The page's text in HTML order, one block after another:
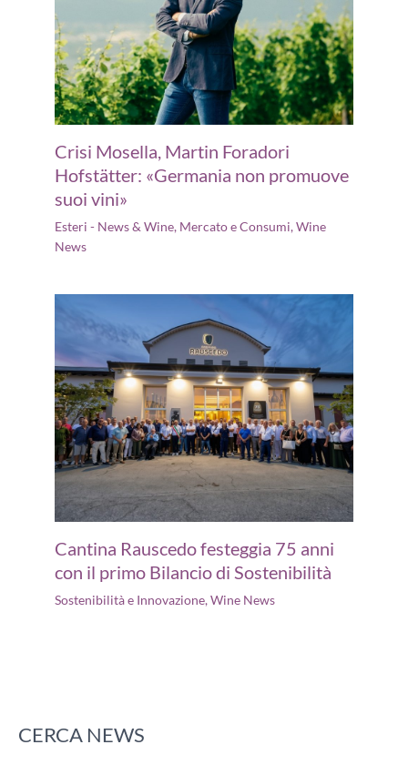
Crisi Mosella, Martin Foradori
Hofstätter: «Germania non promuove
suoi vini»
Esteri - News & Wine, Mercato e Consumi,Wine
News
Cantina Rauscedo festeggia 75 anni
con il primo Bilancio di Sostenibilità
Sostenibilità e Innovazione,Wine News
CERCA NEWS